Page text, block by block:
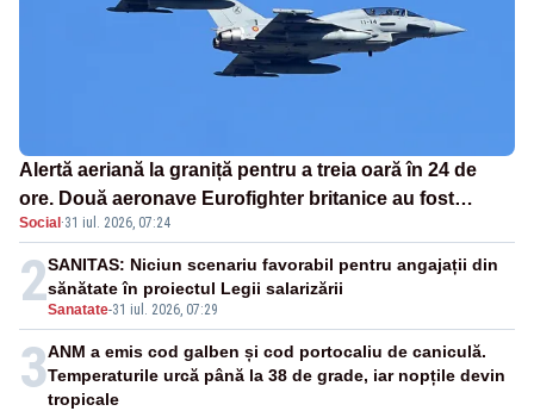
Alertă aeriană la graniță pentru a treia oară în 24 de
ore. Două aeronave Eurofighter britanice au fost
ridicate de la sol
Social ·31 iul. 2026, 07:24
2Sanatate-31 iul. 2026, 07:29
SANITAS: Niciun scenariu favorabil pentru angajații din
sănătate în proiectul Legii salarizării
3ANM a emis cod galben și cod portocaliu de caniculă.
Temperaturile urcă până la 38 de grade, iar nopțile devin
tropicale